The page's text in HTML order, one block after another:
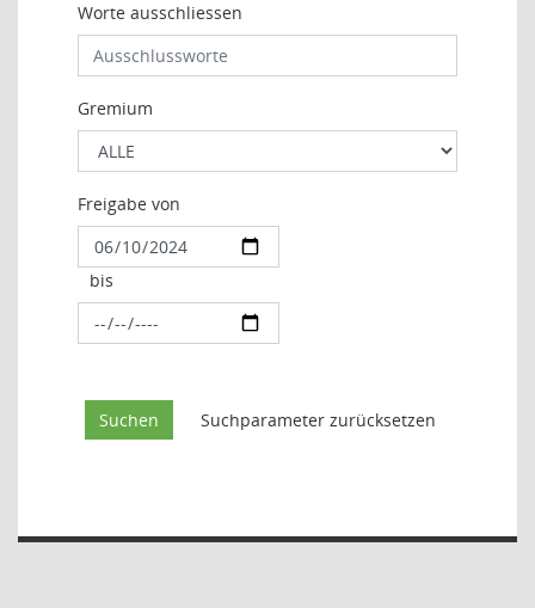
Worte ausschliessen
Gremium
Freigabe von
bis